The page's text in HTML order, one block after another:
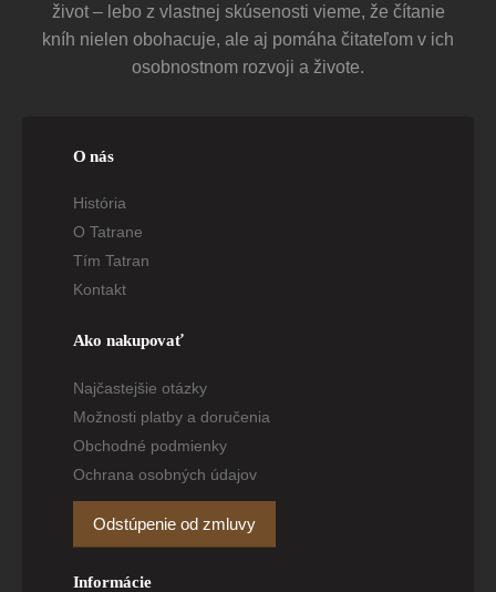
život – lebo z vlastnej skúsenosti vieme, že čítanie
kníh nielen obohacuje, ale aj pomáha čitateľom v ich
osobnostnom rozvoji a živote.
O nás
História
O Tatrane
Tím Tatran
Kontakt
Ako nakupovať
Najčastejšie otázky
Možnosti platby a doručenia
Obchodné podmienky
Ochrana osobných údajov
Odstúpenie od zmluvy
Informácie